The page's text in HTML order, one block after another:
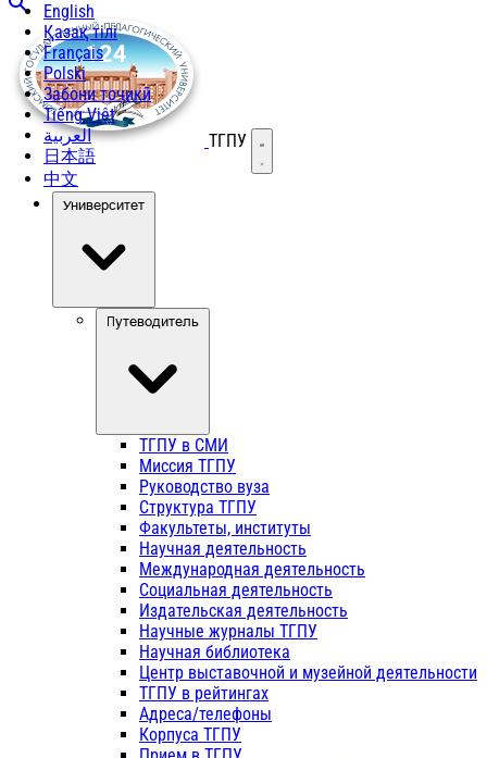
English
Қазақ тілі
Français
Polski
Забони тоҷикӣ
Tiếng Việt
العربية
日本語
中文
ТГПУ Открыть меню
Университет
Путеводитель
ТГПУ в СМИ
Миссия ТГПУ
Руководство вуза
Структура ТГПУ
Факультеты, институты
Научная деятельность
Международная деятельность
Социальная деятельность
Издательская деятельность
Научные журналы ТГПУ
Научная библиотека
Центр выставочной и музейной деятельности
ТГПУ в рейтингах
Адреса/телефоны
Корпуса ТГПУ